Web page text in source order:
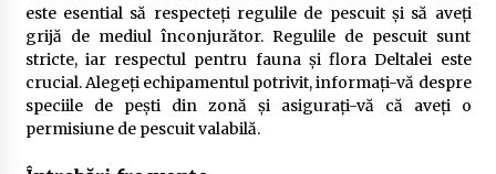
este esential să respecteți regulile de pescuit și să aveți
grijă de mediul înconjurător. Regulile de pescuit sunt
stricte, iar respectul pentru fauna și flora Deltalei este
crucial. Alegeți echipamentul potrivit, informați-vă despre
speciile de pești din zonă și asigurați-vă că aveți o
permisiune de pescuit valabilă.